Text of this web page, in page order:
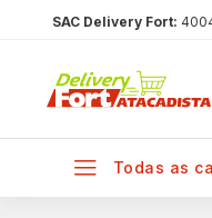
SAC Delivery Fort:
todas as